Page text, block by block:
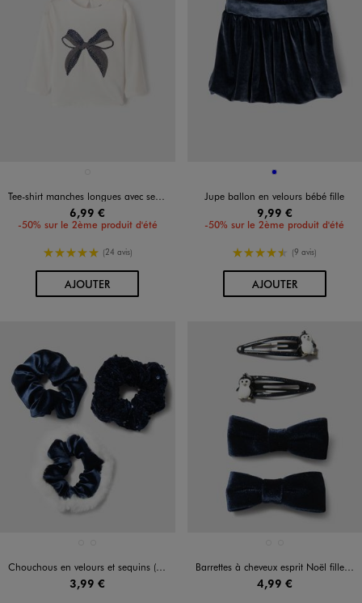
Tee-shirt manches longues avec sequins brodés bébé fille
6,99 €
-50% sur le 2ème produit d'été
5/5 de moyenne
(24 avis)
AJOUTERAU PANIER
Disponible en 1 coloris
BLEU
Jupe ballon en velours bébé fille
9,99 €
-50% sur le 2ème produit d'été
4.5/5 de moyenne
(9 avis)
AJOUTERAU PANIER
Chouchous en velours et sequins (lot de 3)
3,99 €
Barrettes à cheveux esprit Noël fille (lot de 4)
4,99 €